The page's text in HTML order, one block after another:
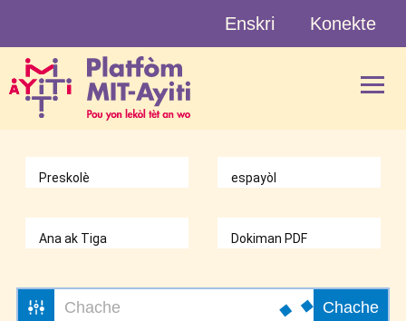
content
Enskri Konekte
Chache